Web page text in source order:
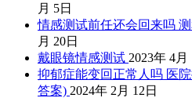
月 5日
情感测试前任还会回来吗
月 20日
戴眼镜情感测试 2023年 4月
抑郁症能变回正常人吗 医
答案) 2024年 2月 12日